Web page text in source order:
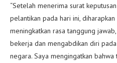
“Setelah menerima surat
pelantikan pada hari ini,
meningkatkan rasa tanggung
bekerja dan mengabdikan diri
negara. Saya mengingatkan